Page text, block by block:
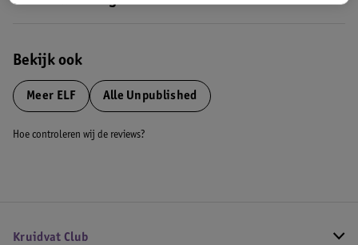
Bekijk ook
Meer ELF Alle Unpublished
Hoe controleren wij de reviews?
Kruidvat Club